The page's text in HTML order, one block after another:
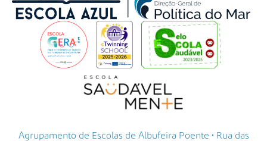
Agrupamento de Escolas de Albufeira Poente • Rua das